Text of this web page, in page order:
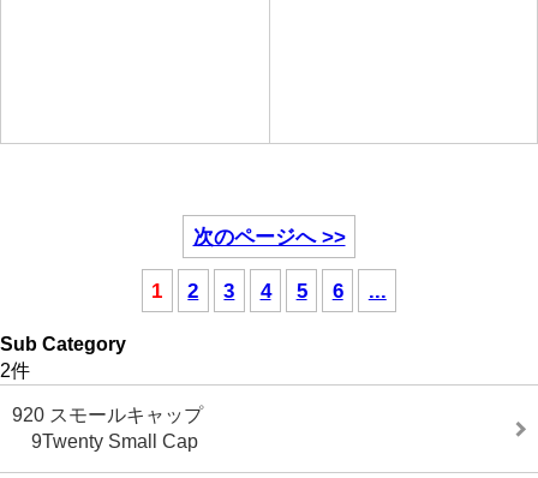
次のページへ >>
1 2 3 4 5 6 ...
Sub Category
2件
920 スモールキャップ
9Twenty Small Cap